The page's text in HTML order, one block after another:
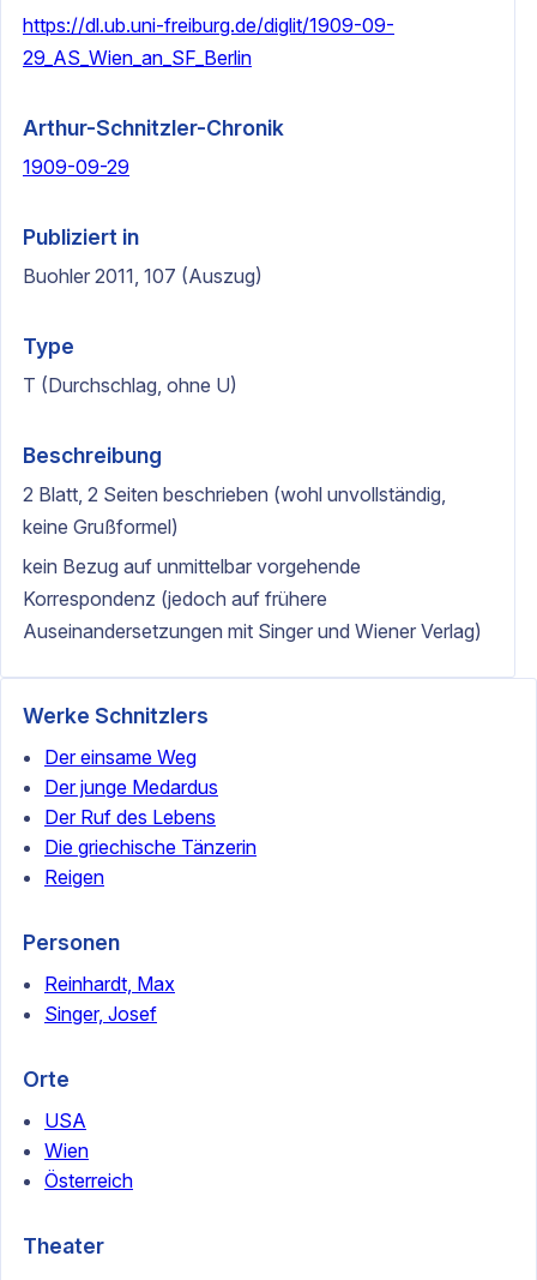
https://dl.ub.uni-freiburg.de/diglit/1909-09-
29_AS_Wien_an_SF_Berlin
Arthur-Schnitzler-Chronik
1909-09-29
Publiziert in
Buohler 2011, 107 (Auszug)
Type
T (Durchschlag, ohne U)
Beschreibung
2 Blatt, 2 Seiten beschrieben (wohl unvollständig,
keine Grußformel)
kein Bezug auf unmittelbar vorgehende
Korrespondenz (jedoch auf frühere
Auseinandersetzungen mit Singer und Wiener Verlag)
Werke Schnitzlers
Der einsame Weg
Der junge Medardus
Der Ruf des Lebens
Die griechische Tänzerin
Reigen
Personen
Reinhardt, Max
Singer, Josef
Orte
USA
Wien
Österreich
Theater